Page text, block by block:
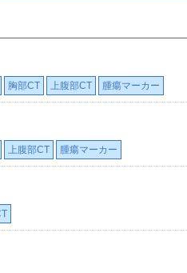
胸部CT 上腹部CT 腫瘍マーカー
上腹部CT 腫瘍マーカー